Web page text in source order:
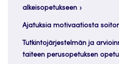
alkeisopetukseen
Ajatuksia motivaatiosta
Tutkintojärjestelmän ja
taiteen perusopetuksen